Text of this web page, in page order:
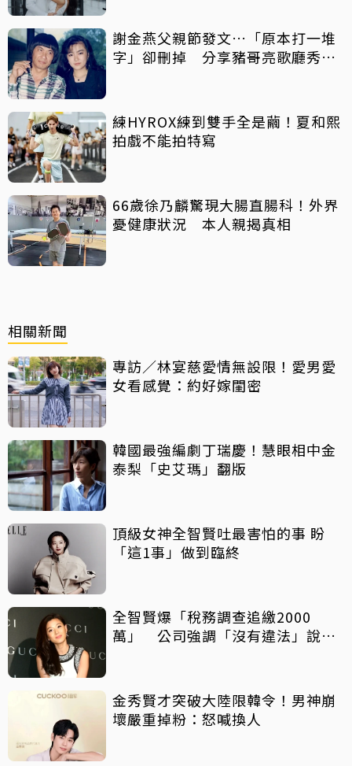
謝金燕父親節發文…「原本打一堆
字」卻刪掉 分享豬哥亮歌廳秀歌
練HYROX練到雙手全是繭！夏和熙
拍戲不能拍特寫
66歲徐乃麟驚現大腸直腸科！外界
憂健康狀況 本人親揭真相
相關新聞
專訪／林宴慈愛情無設限！愛男愛
女看感覺：約好嫁閨密
韓國最強編劇丁瑞慶！慧眼相中金
泰梨「史艾瑪」翻版
頂級女神全智賢吐最害怕的事 盼
「這1事」做到臨終
全智賢爆「稅務調查追繳2000
萬」 公司強調「沒有違法」說明
金秀賢才突破大陸限韓令！男神崩
壞嚴重掉粉：怒喊換人